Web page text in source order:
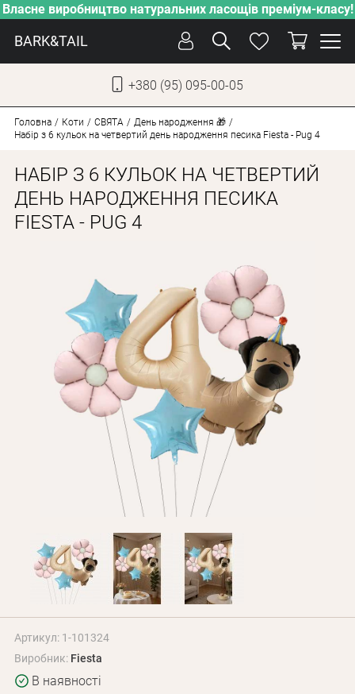
Власне виробництво натуральних ласощів преміум-класу!
BARK&TAIL
+380 (95) 095-00-05
ДОГЛЯД
ПІКЛУВАННЯ
АКЦІЇ
ДЛЯ КОТІВ
Оплата і доставка
Програма лояльності
Про Нас
Оптовим клієнтам
Контакти
+380 (95) 095-00-05
Головна Коти СВЯТА
День народження 🎁
Набір з 6 кульок на четвертий день народження песика Fiesta - Pug 4
НАБІР З 6 КУЛЬОК НА ЧЕТВЕРТИЙ
ДЕНЬ НАРОДЖЕННЯ ПЕСИКА
FIESTA - PUG 4
Артикул: 1-101324
Виробник: Fiesta
В наявності